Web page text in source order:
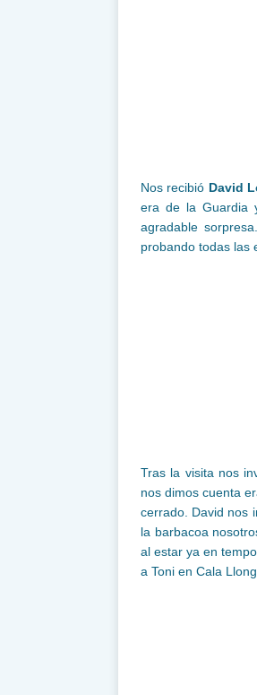
Nos recibió David
era de la Guardia
agradable
probando todas las
Tras la visita nos
nos dimos cuenta
cerrado. David nos
la barbacoa
al estar ya en
a Toni en Cala